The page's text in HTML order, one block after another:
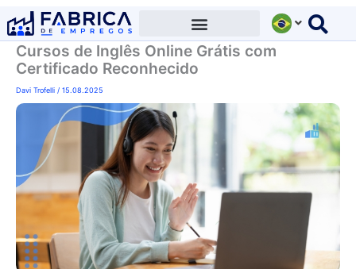
para
conteúdo
Cursos de Inglês Online Grátis com
Certificado Reconhecido
Davi Trofelli / 15.08.2025